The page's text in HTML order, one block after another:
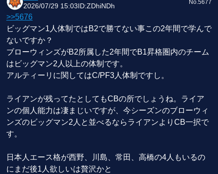
2026/07/29 15:03 ID:ZDhiNDh
No.5677
>>5676
ビッグマン1人体制ではB2で勝てない事この2年間で学んで
ないですか？
ブローウィンズがB2所属した2年間でB1昇格圏内のチーム
はビッグマン2人以上の体制です。
アルティーリに関してはC/PF3人体制ですし。
ライアンが残ってたとしてもCBの所でしょうね。ライア
ンの個人能力は凄まじいですが、今シーズンのブローウィ
ンズのビッグマン2人と並べるならライアンよりCB一択で
す。
日本人エース格が西野、川島、常田、高橋の4人もいるの
にまだ後1人欲しいは贅沢かと